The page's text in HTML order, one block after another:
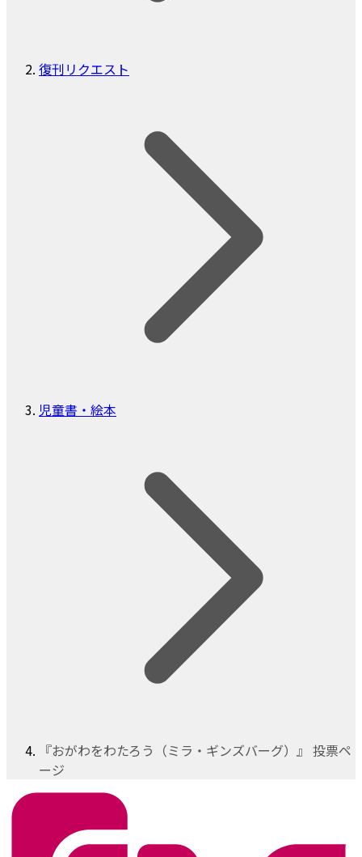
復刊リクエスト
児童書・絵本
『おがわをわたろう（ミラ・ギンズバーグ）』 投票ペ
ージ